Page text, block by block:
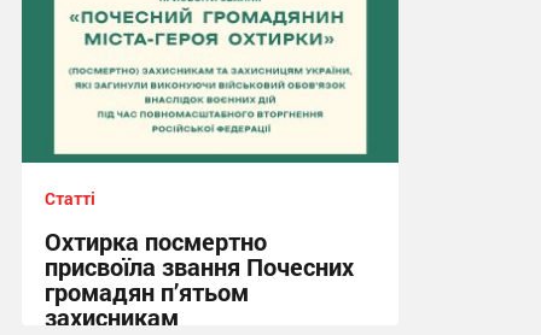
Статті
Охтирка посмертно
присвоїла звання Почесних
громадян п’ятьом
захисникам